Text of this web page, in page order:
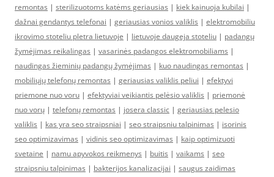
remontas | sterilizuotoms katėms geriausias | kiek kainuoja kubilai |
dažnai gendantys telefonai | geriausias vonios valiklis | elektromobiliu
ikrovimo stoteliu pletra lietuvoje | lietuvoje daugeja stoteliu | padangų
žymėjimas reikalingas | vasarinės padangos elektromobiliams |
naudingas žieminių padangų žymėjimas | kuo naudingas remontas |
mobiliųjų telefonų remontas | geriausias valiklis peliui | efektyvi
priemone nuo voru | efektyviai veikiantis pelėsio valiklis | priemonė
nuo vorų | telefonų remontas | josera classic | geriausias pelesio
valiklis | kas yra seo straipsniai | seo straipsniu talpinimas | isorinis
seo optimizavimas | vidinis seo optimizavimas | kaip optimizuoti
svetaine | namu apyvokos reikmenys | buitis | vaikams | seo
straipsniu talpinimas | bakterijos kanalizacijai | saugus zaidimas